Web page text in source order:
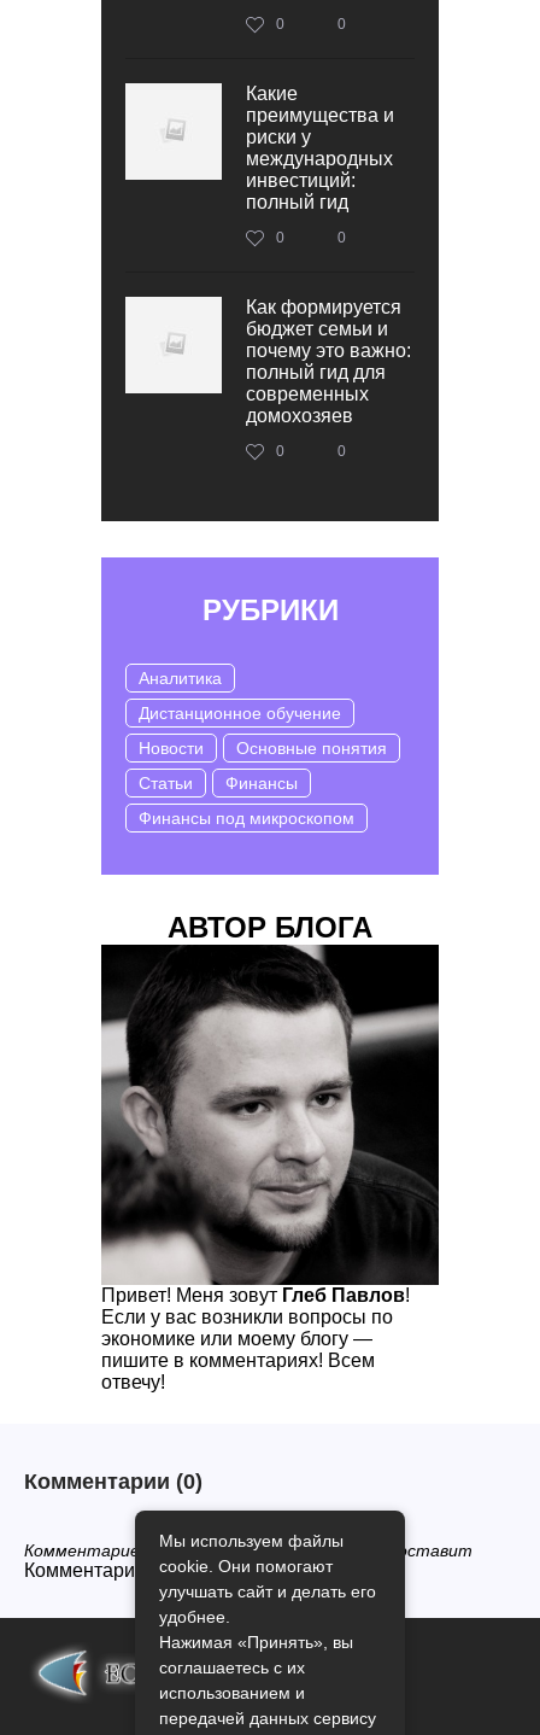
0 0
Какие
преимущества и
риски у
международных
инвестиций:
полный гид
0 0
Как формируется
бюджет семьи и
почему это важно:
полный гид для
современных
домохозяев
0 0
РУБРИКИ
Аналитика
Дистанционное обучение
Новости
Основные понятия
Статьи
Финансы
Финансы под микроскопом
АВТОР БЛОГА
Привет! Меня зовут Глеб Павлов!
Если у вас возникли вопросы по
экономике или моему блогу —
пишите в комментариях! Всем
отвечу!
Комментарии (0)
Комментариев нет, будьте первым кто его оставит
Комментарии закрыты.
Мы используем файлы
cookie. Они помогают
улучшать сайт и делать его
удобнее.
Нажимая «Принять», вы
соглашаетесь с их
использованием и
передачей данных сервису